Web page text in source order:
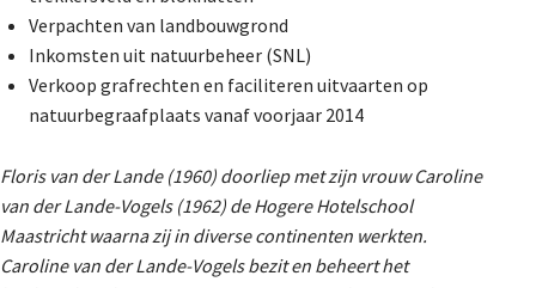
Verpachten van landbouwgrond
Inkomsten uit natuurbeheer (SNL)
Verkoop grafrechten en faciliteren uitvaarten op
natuurbegraafplaats vanaf voorjaar 2014
Floris van der Lande (1960) doorliep met zijn vrouw Caroline
van der Lande-Vogels (1962) de Hogere Hotelschool
Maastricht waarna zij in diverse continenten werkten.
Caroline van der Lande-Vogels bezit en beheert het